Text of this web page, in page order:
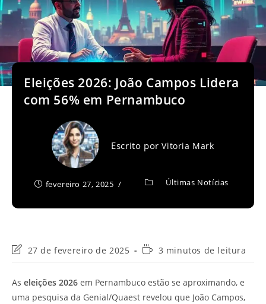
Eleições 2026: João Campos Lidera
com 56% em Pernambuco
Escrito porVitoria Mark
fevereiro 27, 2025 Últimas Notícias
Última
post:
27 de fevereiro de 2025
Tempo3 minutos de leitura
As eleições 2026 em Pernambuco estão se aproximando, e
uma pesquisa da Genial/Quaest revelou que João Campos,